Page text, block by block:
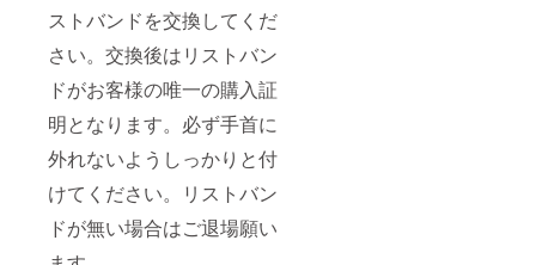
ストバンドを交換してくだ
さい。交換後はリストバン
ドがお客様の唯一の購入証
明となります。必ず手首に
外れないようしっかりと付
けてください。リストバン
ドが無い場合はご退場願い